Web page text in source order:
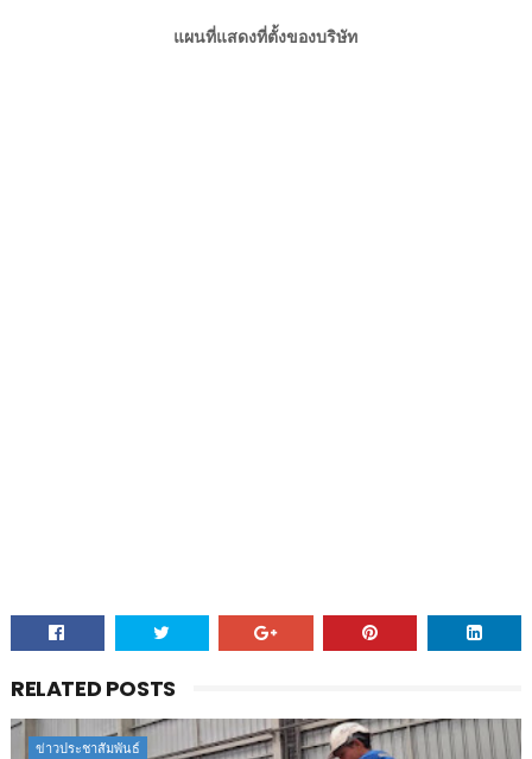
แผนที่แสดงที่ตั้งของบริษัท
RELATED POSTS
ข่าวประชาสัมพันธ์